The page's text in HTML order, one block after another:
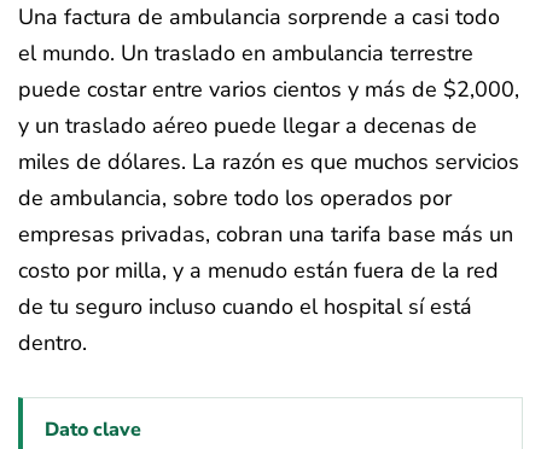
Una factura de ambulancia sorprende a casi todo
el mundo. Un traslado en ambulancia terrestre
puede costar entre varios cientos y más de $2,000,
y un traslado aéreo puede llegar a decenas de
miles de dólares. La razón es que muchos servicios
de ambulancia, sobre todo los operados por
empresas privadas, cobran una tarifa base más un
costo por milla, y a menudo están fuera de la red
de tu seguro incluso cuando el hospital sí está
dentro.
Dato clave